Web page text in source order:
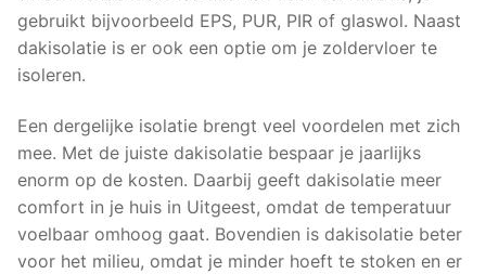
gebruikt bijvoorbeeld EPS, PUR, PIR of glaswol. Naast
dakisolatie is er ook een optie om je zoldervloer te
isoleren.
Een dergelijke isolatie brengt veel voordelen met zich
mee. Met de juiste dakisolatie bespaar je jaarlijks
enorm op de kosten. Daarbij geeft dakisolatie meer
comfort in je huis in Uitgeest, omdat de temperatuur
voelbaar omhoog gaat. Bovendien is dakisolatie beter
voor het milieu, omdat je minder hoeft te stoken en er